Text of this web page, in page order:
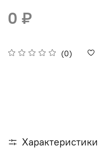
(0)
0 ₽
Характеристики